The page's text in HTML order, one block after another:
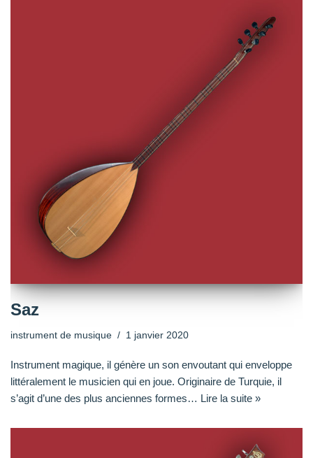
Saz
instrument de musique 1 janvier 2020
Instrument magique, il génère un son envoutant qui enveloppe
littéralement le musicien qui en joue. Originaire de Turquie, il
s’agit d’une des plus anciennes formes… Lire la suite »